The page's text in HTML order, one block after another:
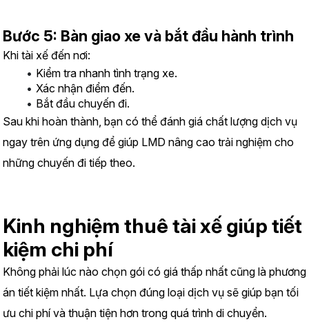
Bước 5: Bàn giao xe và bắt đầu hành trình
Khi tài xế đến nơi:
Kiểm tra nhanh tình trạng xe.
Xác nhận điểm đến.
Bắt đầu chuyến đi.
Sau khi hoàn thành, bạn có thể đánh giá chất lượng dịch vụ
ngay trên ứng dụng để giúp LMD nâng cao trải nghiệm cho
những chuyến đi tiếp theo.
Kinh nghiệm thuê tài xế giúp tiết
kiệm chi phí
Không phải lúc nào chọn gói có giá thấp nhất cũng là phương
án tiết kiệm nhất. Lựa chọn đúng loại dịch vụ sẽ giúp bạn tối
ưu chi phí và thuận tiện hơn trong quá trình di chuyển.